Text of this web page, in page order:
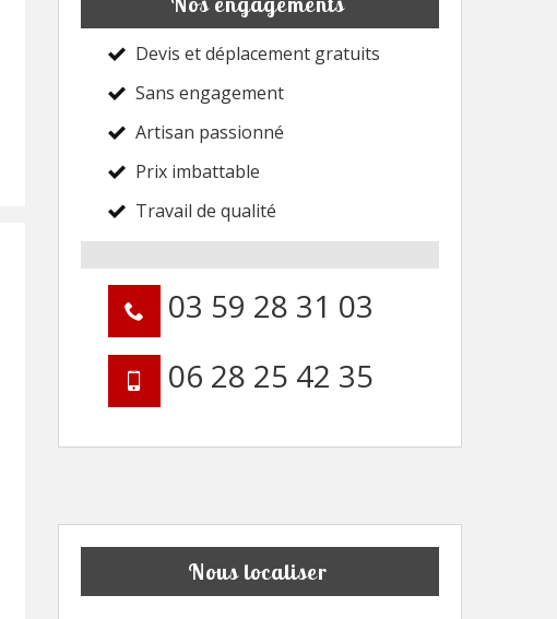
Devis et déplacement gratuits
Sans engagement
Artisan passionné
Prix imbattable
Travail de qualité
03 59 28 31 03
06 28 25 42 35
Nous localiser